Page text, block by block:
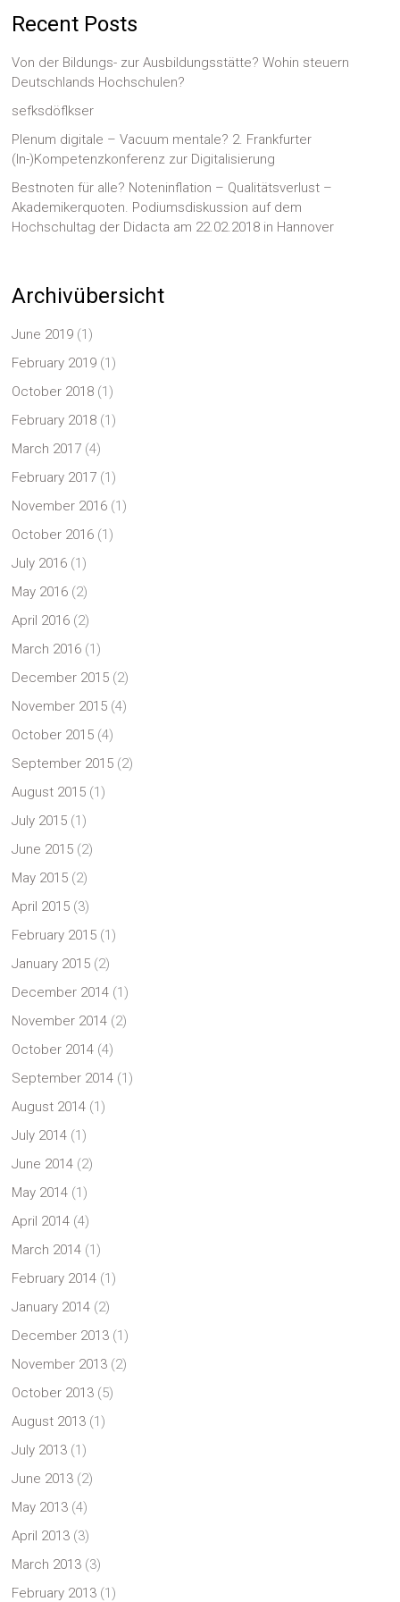
Recent Posts
Von der Bildungs- zur Ausbildungsstätte? Wohin steuern
Deutschlands Hochschulen?
sefksdöflkser
Plenum digitale – Vacuum mentale? 2. Frankfurter
(In-)Kompetenzkonferenz zur Digitalisierung
Bestnoten für alle? Noteninflation – Qualitätsverlust –
Akademikerquoten. Podiumsdiskussion auf dem
Hochschultag der Didacta am 22.02.2018 in Hannover
Archivübersicht
June 2019 (1)
February 2019 (1)
October 2018 (1)
February 2018 (1)
March 2017 (4)
February 2017 (1)
November 2016 (1)
October 2016 (1)
July 2016 (1)
May 2016 (2)
April 2016 (2)
March 2016 (1)
December 2015 (2)
November 2015 (4)
October 2015 (4)
September 2015 (2)
August 2015 (1)
July 2015 (1)
June 2015 (2)
May 2015 (2)
April 2015 (3)
February 2015 (1)
January 2015 (2)
December 2014 (1)
November 2014 (2)
October 2014 (4)
September 2014 (1)
August 2014 (1)
July 2014 (1)
June 2014 (2)
May 2014 (1)
April 2014 (4)
March 2014 (1)
February 2014 (1)
January 2014 (2)
December 2013 (1)
November 2013 (2)
October 2013 (5)
August 2013 (1)
July 2013 (1)
June 2013 (2)
May 2013 (4)
April 2013 (3)
March 2013 (3)
February 2013 (1)